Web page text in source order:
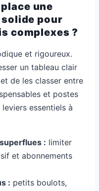
une
pour
complexes ?
et rigoureux.
un tableau clair
de les classer entre
et postes
essentiels à
: limiter
et abonnements
: petits boulots,